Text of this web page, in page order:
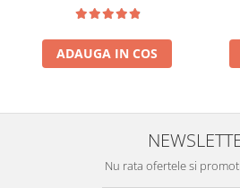
ADAUGA IN COS
Nu rata ofertele si